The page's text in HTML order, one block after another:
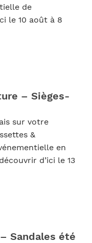
de
le 10 août à 8
– Sièges-
sur votre
&
en
d’ici le 13
Sandales été